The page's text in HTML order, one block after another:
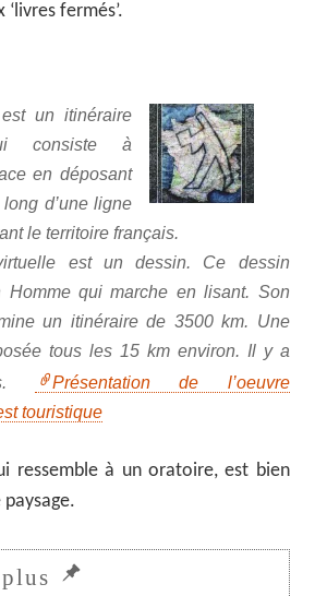
fermés’.
un itinéraire
consiste à
en déposant
d’une ligne
le territoire français.
est un dessin. Ce dessin
Homme qui marche en lisant. Son
un itinéraire de 3500 km. Une
tous les 15 km environ. Il y a
Présentation de l’oeuvre
touristique
ressemble à un oratoire, est bien